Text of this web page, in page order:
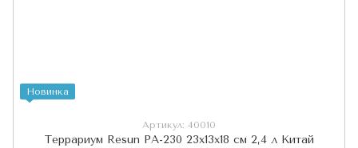
Новинка
Артикул: 40010
Террариум Resun РA-230 23х13х18 см 2,4 л Китай